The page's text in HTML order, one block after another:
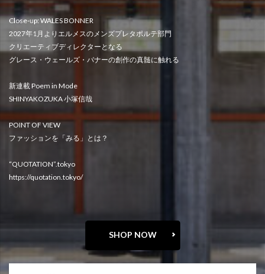
Close-up: WALES BONNER
2027年1月よりエルメスのメンズプレタポルテ部門
クリエーティブディレクターとなる
グレース・ウェールズ・バナーの創作の真髄に触れる
新連載 Poem in Mode
SHINYAKOZUKA 小塚信哉
POINT OF VIEW
ファッションを「みる」とは？
“QUOTATION”.tokyo
https://quotation.tokyo/
SHOP NOW